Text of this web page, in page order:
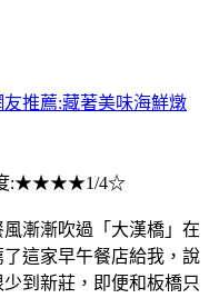
友推薦:藏著美味海鮮燉
度:★★★★1/4☆
漸漸吹過「大漢橋」在
這家早午餐店給我，說
到新莊，即便和板橋只